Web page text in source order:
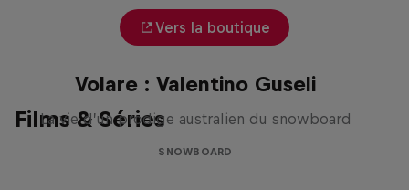
Vers la boutique
Films & Séries
Volare : Valentino Guseli
La vie d’un prodige australien du snowboard
SNOWBOARD